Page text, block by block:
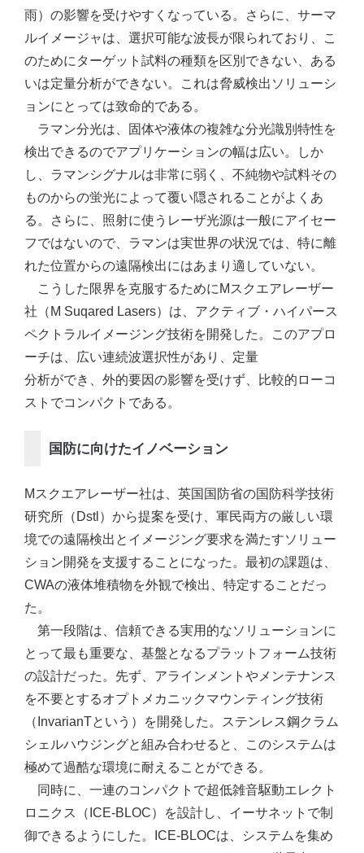
雨）の影響を受けやすくなっている。さらに、サーマ
ルイメージャは、選択可能な波長が限られており、こ
のためにターゲット試料の種類を区別できない、ある
いは定量分析ができない。これは脅威検出ソリューシ
ョンにとっては致命的である。
ラマン分光は、固体や液体の複雑な分光識別特性を
検出できるのでアプリケーションの幅は広い。しか
し、ラマンシグナルは非常に弱く、不純物や試料その
ものからの蛍光によって覆い隠されることがよくあ
る。さらに、照射に使うレーザ光源は一般にアイセー
フではないので、ラマンは実世界の状況では、特に離
れた位置からの遠隔検出にはあまり適していない。
こうした限界を克服するためにMスクエアレーザー
社（M Suqared Lasers）は、アクティブ・ハイパース
ペクトラルイメージング技術を開発した。このアプロ
ーチは、広い連続波選択性があり、定量
分析ができ、外的要因の影響を受けず、比較的ローコ
ストでコンパクトである。
国防に向けたイノベーション
Mスクエアレーザー社は、英国国防省の国防科学技術
研究所（Dstl）から提案を受け、軍民両方の厳しい環
境での遠隔検出とイメージング要求を満たすソリュー
ション開発を支援することになった。最初の課題は、
CWAの液体堆積物を外観で検出、特定することだっ
た。
第一段階は、信頼できる実用的なソリューションに
とって最も重要な、基盤となるプラットフォーム技術
の設計だった。先ず、アラインメントやメンテナンス
を不要とするオプトメカニックマウンティング技術
（InvarianTという）を開発した。ステンレス鋼クラム
シェルハウジングと組み合わせると、このシステムは
極めて過酷な環境に耐えることができる。
同時に、一連のコンパクトで超低雑音駆動エレクト
ロニクス（ICE-BLOC）を設計し、イーサネットで制
御できるようにした。ICE-BLOCは、システムを集め